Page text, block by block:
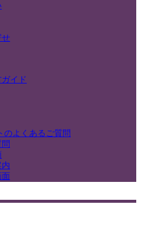
せ
イド
のよくあるご質問
面